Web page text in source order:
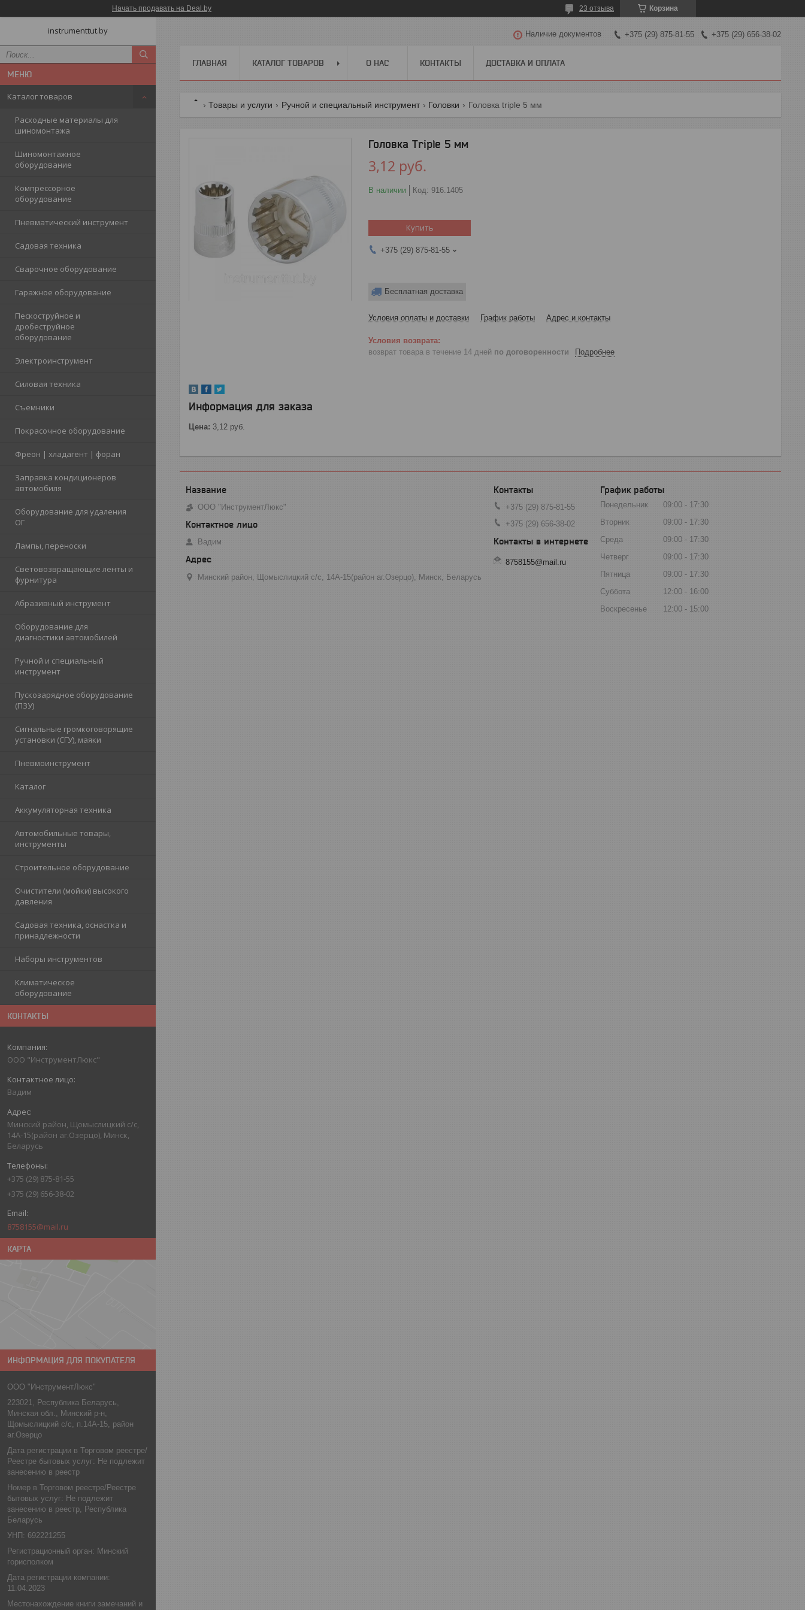
Начать продавать на Deal.by Корзина
23 отзыва
instrumenttut.by
Каталог товаров
Расходные материалы для
шиномонтажа
Шиномонтажное
оборудование
Компрессорное
оборудование
Пневматический инструмент
Садовая техника
Сварочное оборудование
Гаражное оборудование
Пескоструйное и
дробеструйное
оборудование
Электроинструмент
Силовая техника
Съемники
Покрасочное оборудование
Фреон | хладагент | форан
Заправка кондиционеров
автомобиля
Оборудование для удаления
ОГ
Лампы, переноски
Световозвращающие ленты и
фурнитура
Абразивный инструмент
Оборудование для
диагностики автомобилей
Ручной и специальный
инструмент
Пускозарядное оборудование
(ПЗУ)
Сигнальные громкоговорящие
установки (СГУ), маяки
Пневмоинструмент
Каталог
Аккумуляторная техника
Автомобильные товары,
инструменты
Строительное оборудование
Очистители (мойки) высокого
давления
Садовая техника, оснастка и
принадлежности
Наборы инструментов
Климатическое
оборудование
КОНТАКТЫ
ООО "ИнструментЛюкс"
Вадим
Минский район, Щомыслицкий с/с,
14А-15(район аг.Озерцо), Минск,
Беларусь
+375 (29) 875-81-55
+375 (29) 656-38-02
8758155@mail.ru
КАРТА
ИНФОРМАЦИЯ ДЛЯ ПОКУПАТЕЛЯ
ООО "ИнструментЛюкс"
223021, Республика Беларусь,
Минская обл., Минский р-н,
Щомыслицкий с/с, п.14А-15, район
аг.Озерцо
Дата регистрации в Торговом реестре/
Реестре бытовых услуг: Не подлежит
занесению в реестр
Номер в Торговом реестре/Реестре
бытовых услуг: Не подлежит
занесению в реестр, Республика
Беларусь
УНП: 692221255
Регистрационный орган: Минский
горисполком
Дата регистрации компании:
11.04.2023
Местонахождение книги замечаний и
Наличие документов +375 (29) 875-81-55 +375 (29) 656-38-02
ГЛАВНАЯ КАТАЛОГ ТОВАРОВ О НАС КОНТАКТЫ ДОСТАВКА И ОПЛАТА
Товары и услуги Ручной и специальный инструмент Головки Головка triple 5 мм
Головка Triple 5 мм
3,12 руб.
В наличии Код: 916.1405
Купить
+375 (29) 875-81-55
Бесплатная доставка
Условия оплаты и доставки График работы Адрес и контакты
возврат товара в течение 14 дней по договоренности Подробнее
Информация для заказа
Цена: 3,12 руб.
ООО "ИнструментЛюкс"
Вадим
Минский район, Щомыслицкий с/с, 14А-15(район аг.Озерцо), Минск, Беларусь
+375 (29) 875-81-55
+375 (29) 656-38-02
8758155@mail.ru
График работы
Понедельник 09:00
17:30
Вторник
09:00
17:30
Среда
09:00
17:30
Четверг
09:00
17:30
Пятница
09:00
17:30
Суббота
12:00
16:00
Воскресенье
12:00 15:00